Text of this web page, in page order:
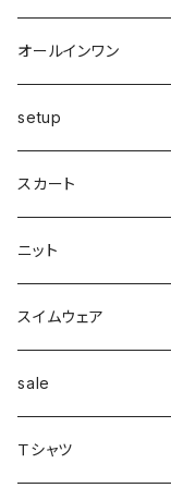
異素材
カシミヤ
ベスト
変形
カーディガン付き
カーディガン
タートルネック
配色
ボンディング
シアー
ベスト
ニット
キャミワンピース
ロング
Tシャツマキシ
シャツ
カットソー
ロングコート
カーディガン
ロングシャツ
フェザーダウン
ダウン
コート
woolコート
ハイウエスト
ワイド
ニット
スキニー
テーパード
配色
リブ
肩掛け
clear
デザインbag
エコ
パンプス
サンダル
ピアス
リング
リング
ブレス・アンクレット
ネックレス
ヘアーピン
ヘアーゴム
イヤカフ
帽子
巻き物
ソックス
財布
ベルト
オールインワン
setup
Top's
スカート
pants
スカート
スリット
ジャンク
ニット
スイムウェア
sale
Ｔシャツ